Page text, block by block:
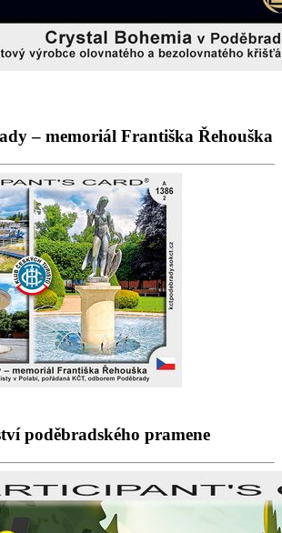
– memoriál Františka Řehouška
poděbradského pramene